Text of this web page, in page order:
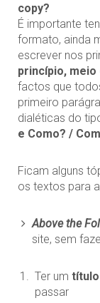
copy?
É importante
formato, ainda
escrever nos
princípio, meio
factos que
primeiro
dialéticas do
e Como? /
Ficam alguns
os textos para
Above the
site, sem
Ter um título
passar